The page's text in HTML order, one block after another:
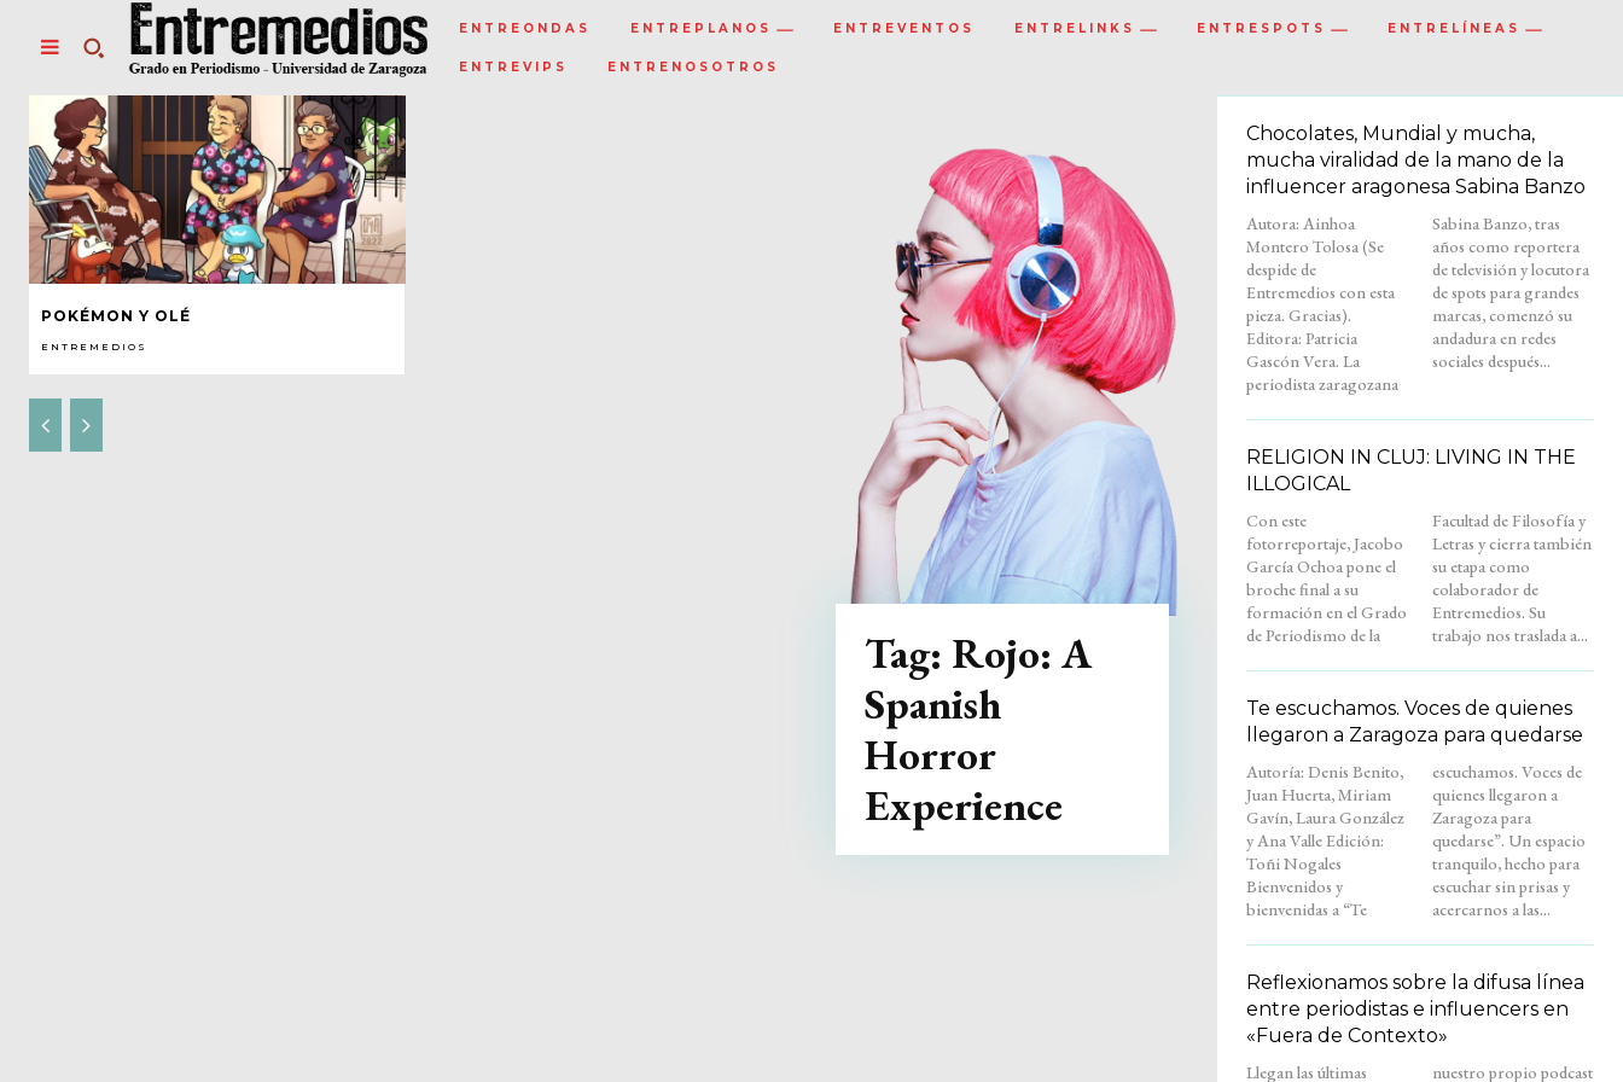
ENTREONDAS ENTREPLANOS ENTREVENTOS ENTRELINKS ENTRESPOTS ENTRELÍNEAS
ENTREVIPS ENTRENOSOTROS
POKÉMON Y OLÉ
ENTREMEDIOS
Tag: Rojo: A
Spanish
Horror
Experience
Chocolates, Mundial y mucha,
mucha viralidad de la mano de la
influencer aragonesa Sabina Banzo
Autora: Ainhoa
Montero Tolosa (Se
despide de
Entremedios con esta
pieza. Gracias).
Editora: Patricia
Gascón Vera. La
periodista zaragozana
Sabina Banzo, tras
años como reportera
de televisión y locutora
de spots para grandes
marcas, comenzó su
andadura en redes
sociales después...
RELIGION IN CLUJ: LIVING IN THE
ILLOGICAL
Con este
fotorreportaje, Jacobo
García Ochoa pone el
broche final a su
formación en el Grado
de Periodismo de la
Facultad de Filosofía y
Letras y cierra también
su etapa como
colaborador de
Entremedios. Su
trabajo nos traslada a...
Te escuchamos. Voces de quienes
llegaron a Zaragoza para quedarse
Autoría: Denis Benito,
Juan Huerta, Miriam
Gavín, Laura González
y Ana Valle Edición:
Toñi Nogales
Bienvenidos y
bienvenidas a “Te
escuchamos. Voces de
quienes llegaron a
Zaragoza para
quedarse”. Un espacio
tranquilo, hecho para
escuchar sin prisas y
acercarnos a las...
Reflexionamos sobre la difusa línea
entre periodistas e influencers en
«Fuera de Contexto»
Llegan las últimas
nuestro propio podcast